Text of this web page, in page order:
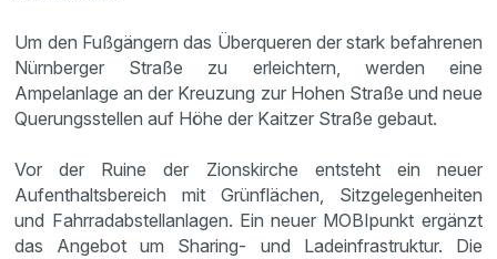
Um den Fußgängern das Überqueren der stark befahrenen
Nürnberger Straße zu erleichtern, werden eine
Ampelanlage an der Kreuzung zur Hohen Straße und neue
Querungsstellen auf Höhe der Kaitzer Straße gebaut.
Vor der Ruine der Zionskirche entsteht ein neuer
Aufenthaltsbereich mit Grünflächen, Sitzgelegenheiten
und Fahrradabstellanlagen. Ein neuer MOBIpunkt ergänzt
das Angebot um Sharing- und Ladeinfrastruktur. Die